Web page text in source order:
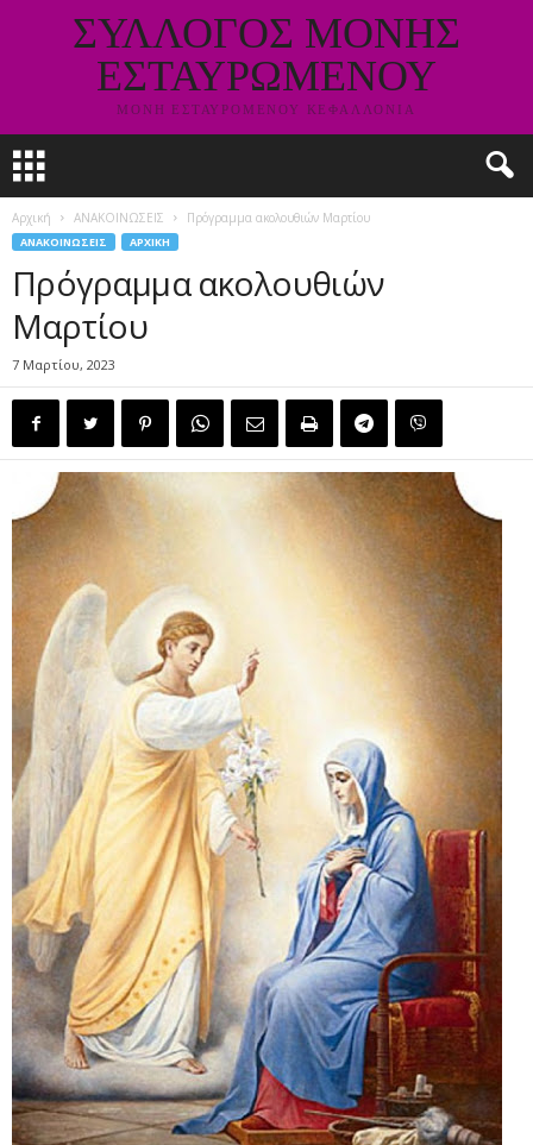
ΣΥΛΛΟΓΟΣ ΜΟΝΗΣ
ΕΣΤΑΥΡΩΜΕΝΟΥ
ΜΟΝΗ ΕΣΤΑΥΡΟΜΕΝΟΥ ΚΕΦΑΛΛΟΝΙΑ
Αρχική ΑΝΑΚΟΙΝΩΣΕΙΣ Πρόγραμμα ακολουθιών Μαρτίου
ΑΝΑΚΟΙΝΩΣΕΙΣ ΑΡΧΙΚΗ
Πρόγραμμα ακολουθιών
Μαρτίου
7 Μαρτίου, 2023